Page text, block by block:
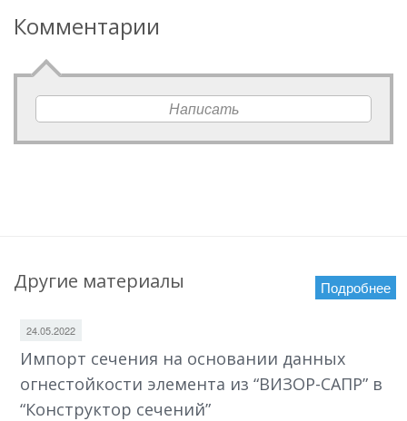
Комментарии
Написать
Другие материалы Подробнее
24.05.2022
Импорт сечения на основании данных
огнестойкости элемента из “ВИЗОР-САПР” в
“Конструктор сечений”